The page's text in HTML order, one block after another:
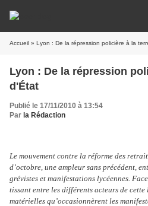
Accueil » Lyon : De la répression policière à la
Lyon : De la répression
d'État
Publié le 17/11/2010 à 13:54
Par la Rédaction
Le mouvement contre la réforme des
d’octobre, une ampleur sans précédent,
grévistes et manifestations lycéennes.
tissant entre les différents acteurs de
matérielles qu’occasionnèrent les